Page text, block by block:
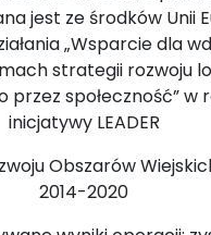
jest ze środków Unii
„Wsparcie dla
strategii rozwoju
przez społeczność” w
inicjatywy LEADER
Obszarów
2014-2020